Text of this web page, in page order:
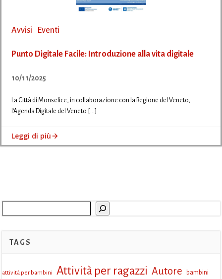
Avvisi Eventi
Punto Digitale Facile: Introduzione alla vita digitale
10/11/2025
La Città di Monselice, in collaborazione con la Regione del Veneto,
l’Agenda Digitale del Veneto […]
Leggi di più
TAGS
attività per bambini Attività per ragazzi Autore bambini